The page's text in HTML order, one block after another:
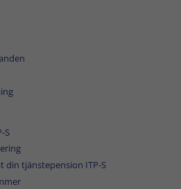
S
din tjänstepension ITP-S